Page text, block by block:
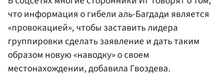
что информация о гибели аль-Багдади является
«провокацией», чтобы заставить лидера
группировки сделать заявление и дать таким
образом новую «наводку» о своем
местонахождении, добавила Гвоздева.